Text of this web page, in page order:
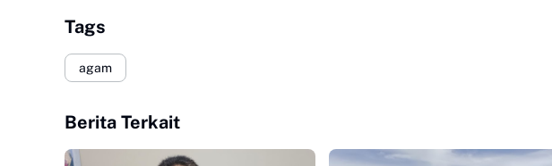
Tags
agam
Berita Terkait